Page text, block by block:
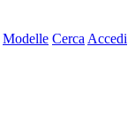
Modelle Cerca Accedi